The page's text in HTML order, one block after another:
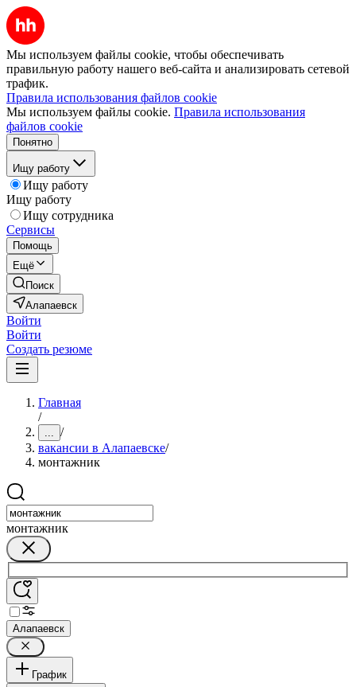
Мы используем файлы cookie, чтобы обеспечивать
правильную работу нашего веб-сайта и анализировать сетевой
трафик.
Правила использования файлов cookie
Мы используем файлы cookie. Правила использования
файлов cookie
Понятно
Ищу работу
Ищу работу
Ищу работу
Ищу сотрудника
Сервисы
Помощь
Ещё
Поиск
Алапаевск
Войти
Войти
Создать резюме
Главная
/
... /
вакансии в Алапаевске/
монтажник
монтажник
Алапаевск
График